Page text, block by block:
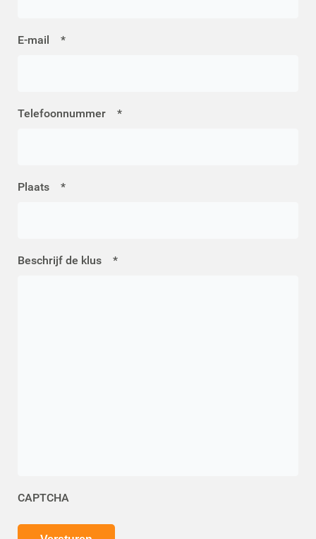
E-mail *
Telefoonnummer *
Plaats *
Beschrijf de klus *
CAPTCHA